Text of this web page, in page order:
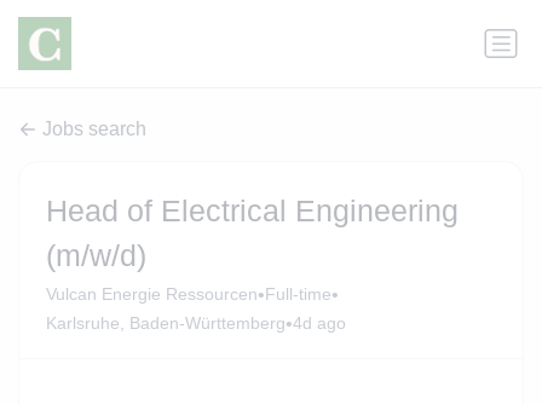
Jobs search
Head of Electrical Engineering
(m/w/d)
Vulcan Energie Ressourcen•Full-time•
Karlsruhe, Baden-Württemberg•4d ago